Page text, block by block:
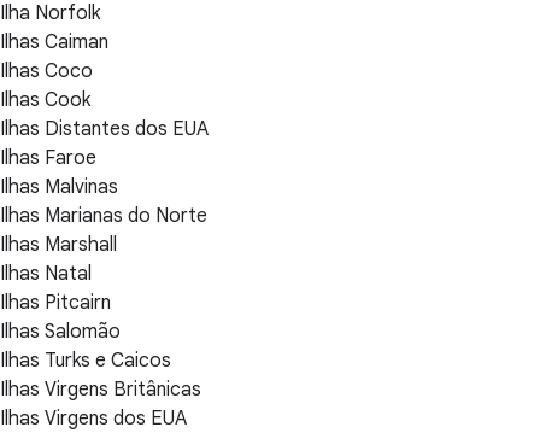
Ilha Norfolk
Ilhas Caiman
Ilhas Coco
Ilhas Cook
Ilhas Distantes dos EUA
Ilhas Faroe
Ilhas Malvinas
Ilhas Marianas do Norte
Ilhas Marshall
Ilhas Natal
Ilhas Pitcairn
Ilhas Salomão
Ilhas Turks e Caicos
Ilhas Virgens Britânicas
Ilhas Virgens dos EUA